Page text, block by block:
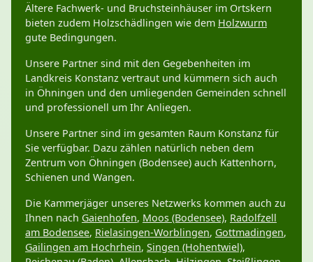
Ältere Fachwerk- und Bruchsteinhäuser im Ortskern
bieten zudem Holzschädlingen wie dem Holzwurm
gute Bedingungen.
Unsere Partner sind mit den Gegebenheiten im
Landkreis Konstanz vertraut und kümmern sich auch
in Öhningen und den umliegenden Gemeinden schnell
und professionell um Ihr Anliegen.
Unsere Partner sind im gesamten Raum Konstanz für
Sie verfügbar. Dazu zählen natürlich neben dem
Zentrum von Öhningen (Bodensee) auch Kattenhorn,
Schienen und Wangen.
Die Kammerjäger unseres Netzwerks kommen auch zu
Ihnen nach Gaienhofen, Moos (Bodensee), Radolfzell
am Bodensee, Rielasingen-Worblingen, Gottmadingen,
Gailingen am Hochrhein, Singen (Hohentwiel),